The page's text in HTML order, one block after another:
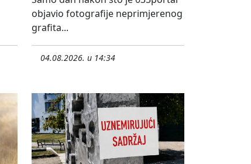
objavio fotografije neprimjerenog
grafita...
04.08.2026. u 14:34